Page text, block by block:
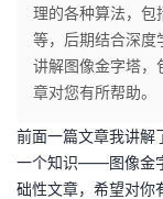
个
人
页
我
开的
我
理的各种算法，包
等，后期结合深度
讲解图像金字塔，
章对您有所帮助。
前面一篇文章我讲解
一个知识——图像金
础性文章，希望对你